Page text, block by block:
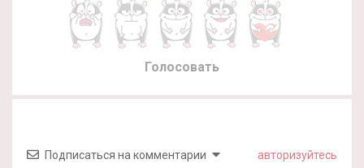
Голосовать
Подписаться на комментарии авторизуйтесь